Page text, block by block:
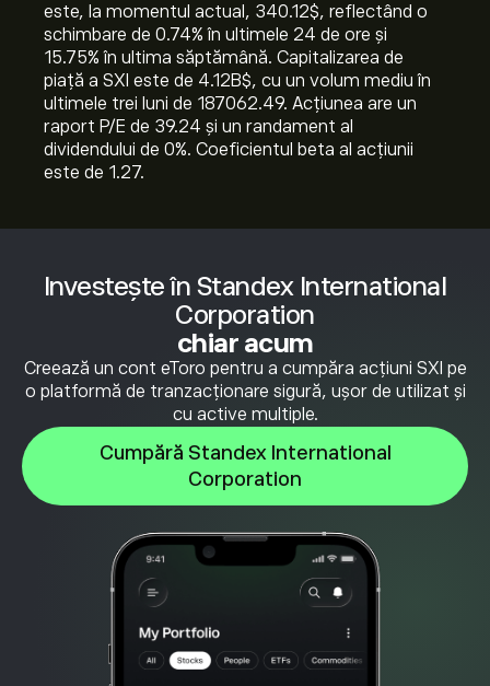
Investește în Standex International
Corporation
chiar acum
Creează un cont eToro pentru a cumpăra acțiuni SXI pe
o platformă de tranzacționare sigură, ușor de utilizat și
cu active multiple.
Cumpără Standex International
Corporation
este, la momentul actual, 340.12‎$‎, reflectând o
schimbare de ‎0.74‎% în ultimele 24 de ore și
‎15.75‎% în ultima săptămână. Capitalizarea de
piață a SXI este de 4.12B‎$‎, cu un volum mediu în
ultimele trei luni de 187062.49. Acțiunea are un
raport P/E de 39.24 și un randament al
dividendului de 0%. Coeficientul beta al acțiunii
este de 1.27.